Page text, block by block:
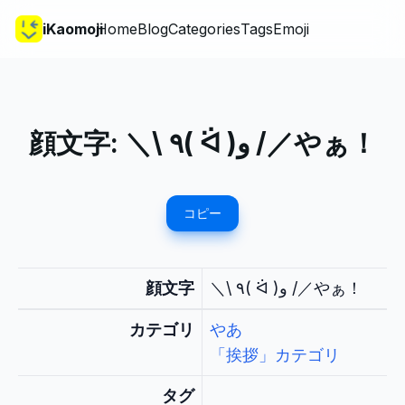
iKaomojiHomeBlogCategoriesTagsEmoji
顔文字: ＼\ ٩( ᐛ )و /／やぁ！
コピー
顔文字 ＼\ ٩( ᐛ )و /／やぁ！
カテゴリ
やあ
「挨拶」カテゴリ
タグ